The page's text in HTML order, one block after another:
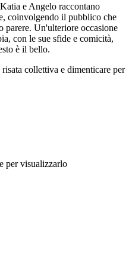
e Angelo raccontano
coinvolgendo il pubblico che
parere. Un'ulteriore occasione
con le sue sfide e comicità,
è il bello.
collettiva e dimenticare per
per visualizzarlo